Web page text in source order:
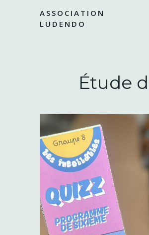
ASSOCIATION
LUDENDO
Étude